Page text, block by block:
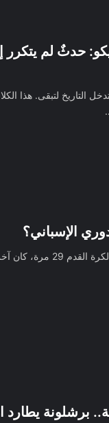
حدثٌ لم يتكرر
التاريخ لتبقى. هذا
الإسباني؟
برشلونة يطارد